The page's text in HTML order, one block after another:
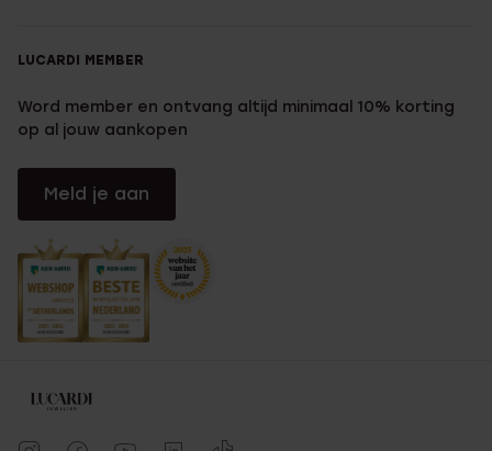
LUCARDI MEMBER
Word member en ontvang altijd minimaal 10% korting
op al jouw aankopen
Meld je aan